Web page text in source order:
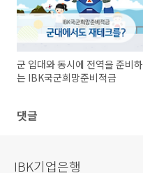
군 입대와 동시에 전역을 준비하
는 IBK국군희망준비적금
댓글
IBK기업은행